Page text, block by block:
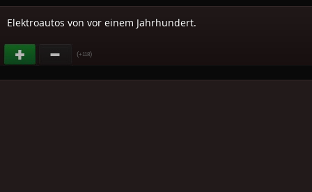
Elektroautos von vor einem Jahrhundert.
(+118)